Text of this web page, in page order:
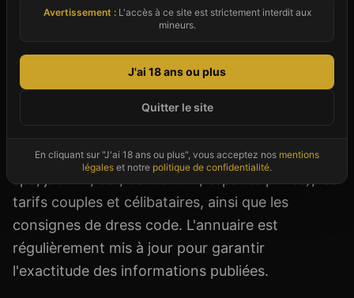
Avertissement :L'accès à ce site est strictement interdit aux
mineurs.
J'ai 18 ans ou plus
Quitter le site
En cliquant sur "J'ai 18 ans ou plus", vous acceptez nos mentions
légales et notre politique de confidentialité.
souhaitant découvrir l'échangisme, ce
chaque envie : du sauna mixte convivial au club
privé très select, en passant par les bars libertins
décontractés et les lieux plus pointus (SM, fétish,
les types de soirées, les équipements (sauna,
tarifs couples et célibataires, ainsi que les
consignes de dress code. L'annuaire est
régulièrement mis à jour pour garantir
l'exactitude des informations publiées.